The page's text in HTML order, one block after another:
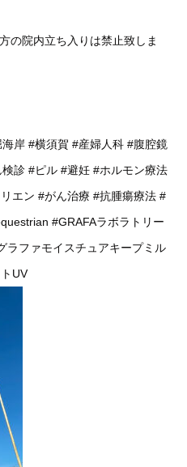
の院内立ち入りは禁止致しま
海岸 #横須賀 #産婦人科 #腹腔鏡
検診 #ピル #避妊 #ホルモン療法
エン #がん治療 #抗腫瘍療法 #
#GRAFAラボラトリー
ラファモイスチュアキープミル
UV